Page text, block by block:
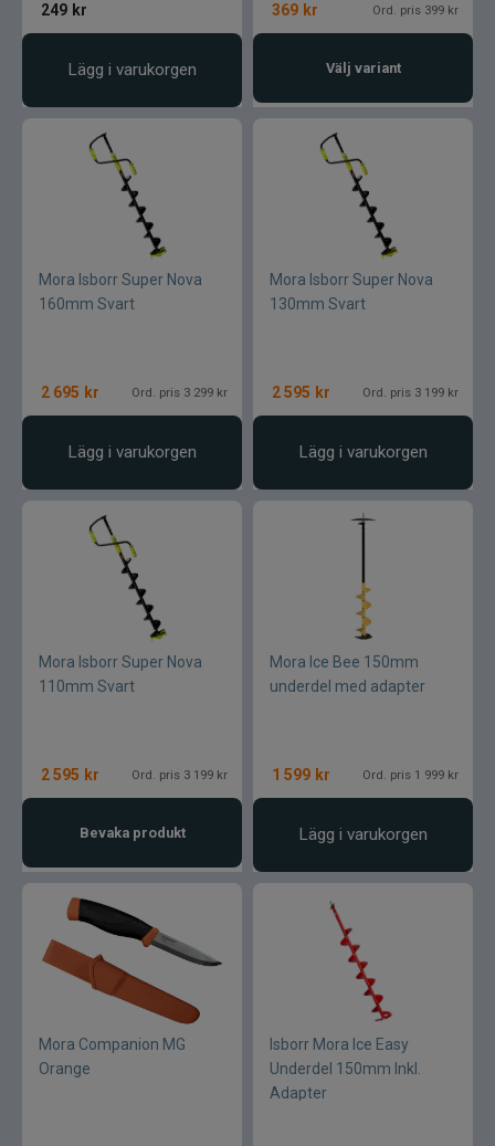
Kanalgratis
Kinetic
Lunker City
Mepps
Nils Master
Normark
Okuma
Owner
249 kr
Lägg i varukorgen
369 kr Ord. pris 399 kr
Välj variant
Mora Isborr Super Nova
160mm Svart
2 695 kr Ord. pris 3 299 kr
Lägg i varukorgen
Mora Isborr Super Nova
130mm Svart
2 595 kr Ord. pris 3 199 kr
Lägg i varukorgen
Mora Isborr Super Nova
110mm Svart
2 595 kr Ord. pris 3 199 kr
Bevaka produkt
Mora Ice Bee 150mm
underdel med adapter
1 599 kr Ord. pris 1 999 kr
Lägg i varukorgen
Mora Companion MG
Orange
Isborr Mora Ice Easy
Underdel 150mm Inkl.
Adapter